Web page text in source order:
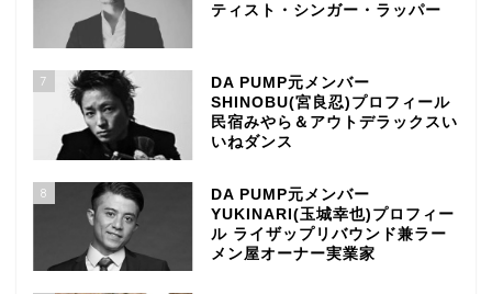
ティスト・シンガー・ラッパー
7
DA PUMP元メンバー
SHINOBU(宮良忍)プロフィール
民宿みやら＆アウトデラックスい
いねダンス
8
DA PUMP元メンバー
YUKINARI(玉城幸也)プロフィー
ル ライザップリバウンド兼ラー
メン屋オーナー実業家